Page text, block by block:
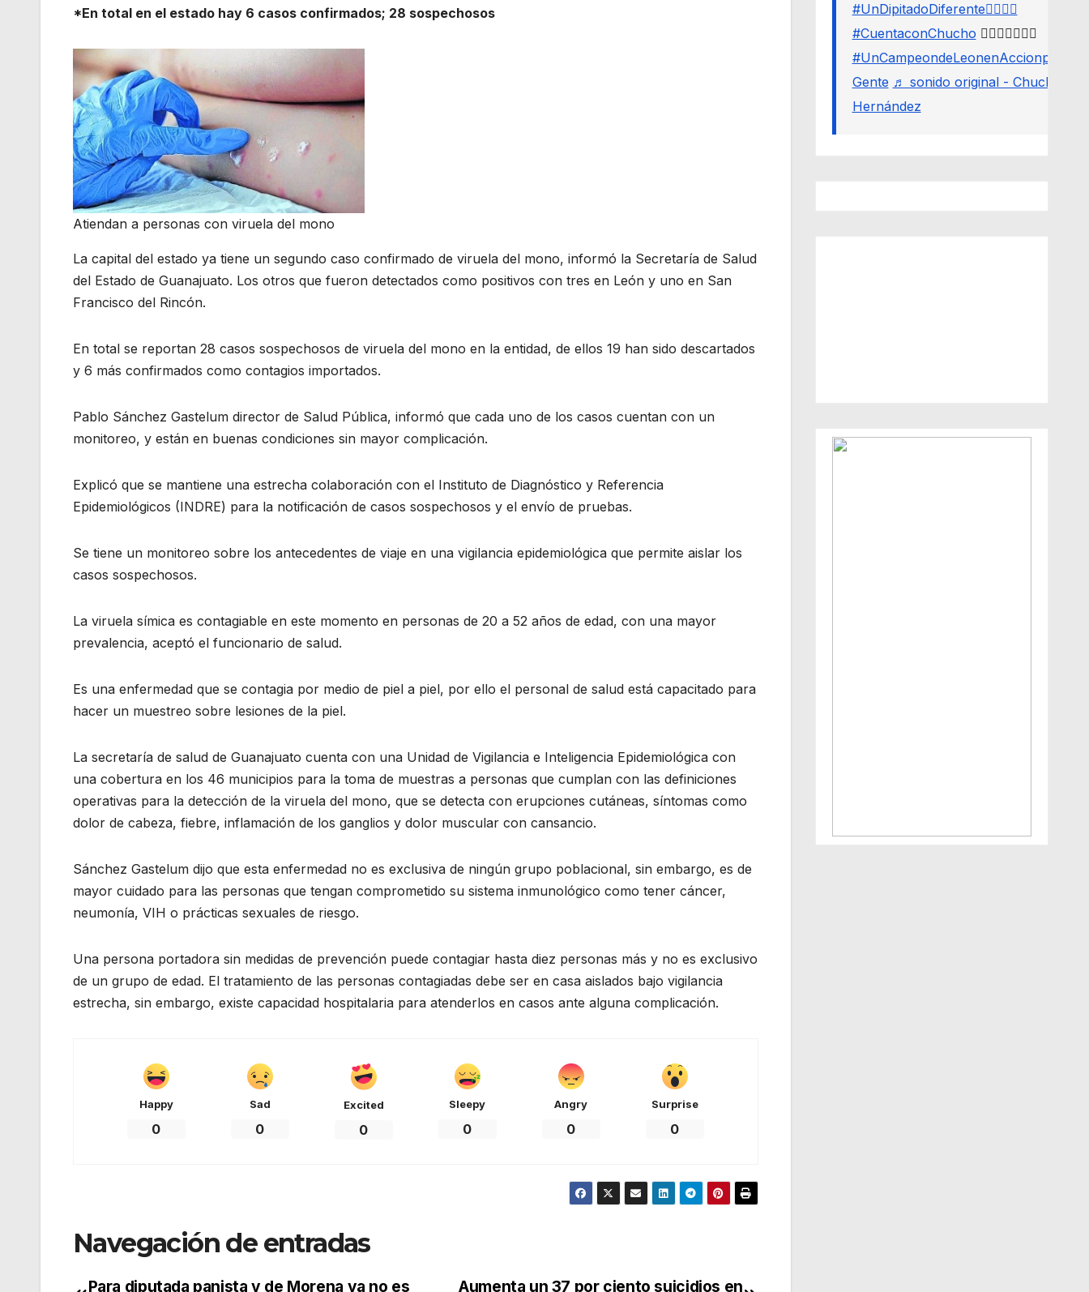
*En total en el estado hay 6 casos confirmados; 28 sospechosos
Atiendan a personas con viruela del mono
La capital del estado ya tiene un segundo caso confirmado de viruela del mono, informó la Secretaría de Salud
del Estado de Guanajuato. Los otros que fueron detectados como positivos con tres en León y uno en San
Francisco del Rincón.
En total se reportan 28 casos sospechosos de viruela del mono en la entidad, de ellos 19 han sido descartados
y 6 más confirmados como contagios importados.
Pablo Sánchez Gastelum director de Salud Pública, informó que cada uno de los casos cuentan con un
monitoreo, y están en buenas condiciones sin mayor complicación.
Explicó que se mantiene una estrecha colaboración con el Instituto de Diagnóstico y Referencia
Epidemiológicos (INDRE) para la notificación de casos sospechosos y el envío de pruebas.
Se tiene un monitoreo sobre los antecedentes de viaje en una vigilancia epidemiológica que permite aislar los
casos sospechosos.
La viruela símica es contagiable en este momento en personas de 20 a 52 años de edad, con una mayor
prevalencia, aceptó el funcionario de salud.
Es una enfermedad que se contagia por medio de piel a piel, por ello el personal de salud está capacitado para
hacer un muestreo sobre lesiones de la piel.
La secretaría de salud de Guanajuato cuenta con una Unidad de Vigilancia e Inteligencia Epidemiológica con
una cobertura en los 46 municipios para la toma de muestras a personas que cumplan con las definiciones
operativas para la detección de la viruela del mono, que se detecta con erupciones cutáneas, síntomas como
dolor de cabeza, fiebre, inflamación de los ganglios y dolor muscular con cansancio.
Sánchez Gastelum dijo que esta enfermedad no es exclusiva de ningún grupo poblacional, sin embargo, es de
mayor cuidado para las personas que tengan comprometido su sistema inmunológico como tener cáncer,
neumonía, VIH o prácticas sexuales de riesgo.
Una persona portadora sin medidas de prevención puede contagiar hasta diez personas más y no es exclusivo
de un grupo de edad. El tratamiento de las personas contagiadas debe ser en casa aislados bajo vigilancia
estrecha, sin embargo, existe capacidad hospitalaria para atenderlos en casos ante alguna complicación.
Happy
0
Sad
0
Excited
0
Sleepy
0
Angry
0
Surprise
0
Navegación de entradas
Aumenta un 37 por ciento suicidios en
Para diputada panista y de Morena ya no es
#UnDipitadoDiferente🙋🏽‍♂️⚖️
#CuentaconChucho 🙋🏾‍♂️✌🏾☝🏾
#UnCampeondeLeonenAccionporLa
Gente ♬ sonido original - Chucho
Hernández